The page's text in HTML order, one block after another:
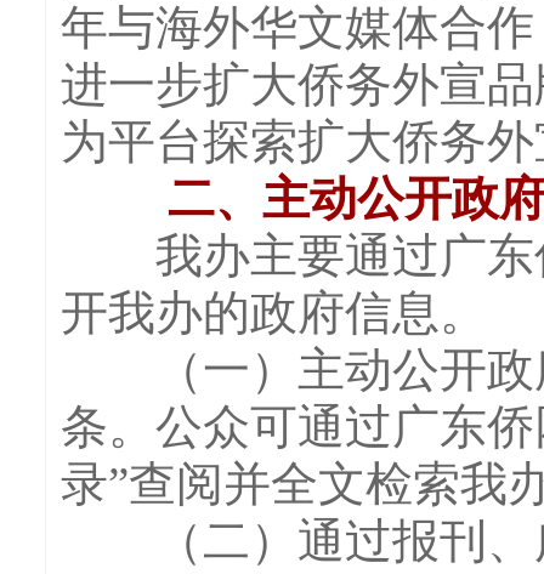
年与海外华文媒体合
进一步扩大侨务外宣
为平台探索扩大侨务
二、主动公开政
我办主要通过广东
开我办的政府信息。
（一）主动公开政
条。公众可通过广东
录”查阅并全文检索我
（二）通过报刊、